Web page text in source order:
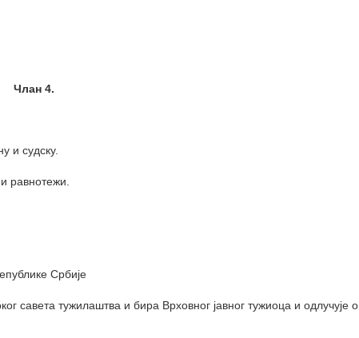
Члан 4.
и судску.
равнотежи.
Србије
савета тужилаштва и бира Врховног јавног тужиоца и одлучује о